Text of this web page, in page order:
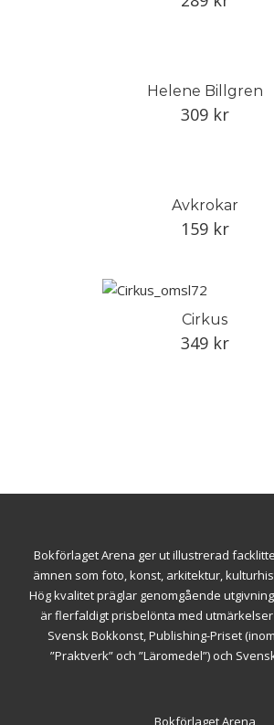
Helene Billgren
309 kr
Avkrokar
159 kr
Cirkus
349 kr
Bokförlaget Arena ger ut illustrerad
ämnen som foto, konst, arkitektur,
Hög kvalitet präglar genomgående
är flerfaldigt prisbelönta med
Svensk Bokkonst, Publishing-Priset
”Praktverk” och ”Läromedel”) och
Bokförlaget Arena